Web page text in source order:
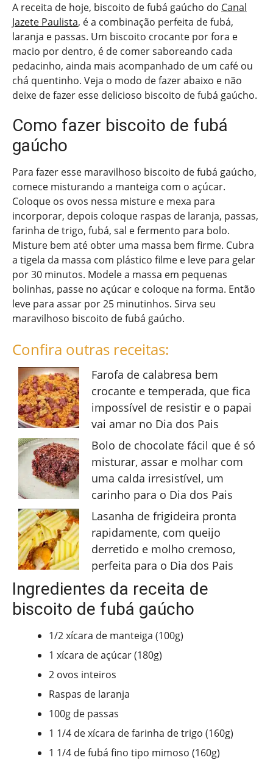
A receita de hoje, biscoito de fubá gaúcho do Canal
Jazete Paulista, é a combinação perfeita de fubá,
laranja e passas. Um biscoito crocante por fora e
macio por dentro, é de comer saboreando cada
pedacinho, ainda mais acompanhado de um café ou
chá quentinho. Veja o modo de fazer abaixo e não
deixe de fazer esse delicioso biscoito de fubá gaúcho.
Como fazer biscoito de fubá
gaúcho
Para fazer esse maravilhoso biscoito de fubá gaúcho,
comece misturando a manteiga com o açúcar.
Coloque os ovos nessa misture e mexa para
incorporar, depois coloque raspas de laranja, passas,
farinha de trigo, fubá, sal e fermento para bolo.
Misture bem até obter uma massa bem firme. Cubra
a tigela da massa com plástico filme e leve para gelar
por 30 minutos. Modele a massa em pequenas
bolinhas, passe no açúcar e coloque na forma. Então
leve para assar por 25 minutinhos. Sirva seu
maravilhoso biscoito de fubá gaúcho.
Confira outras receitas:
Farofa de calabresa bem
crocante e temperada, que fica
impossível de resistir e o papai
vai amar no Dia dos Pais
Bolo de chocolate fácil que é só
misturar, assar e molhar com
uma calda irresistível, um
carinho para o Dia dos Pais
Lasanha de frigideira pronta
rapidamente, com queijo
derretido e molho cremoso,
perfeita para o Dia dos Pais
Ingredientes da receita de
biscoito de fubá gaúcho
1/2 xícara de manteiga (100g)
1 xícara de açúcar (180g)
2 ovos inteiros
Raspas de laranja
100g de passas
1 1/4 de xícara de farinha de trigo (160g)
1 1/4 de fubá fino tipo mimoso (160g)